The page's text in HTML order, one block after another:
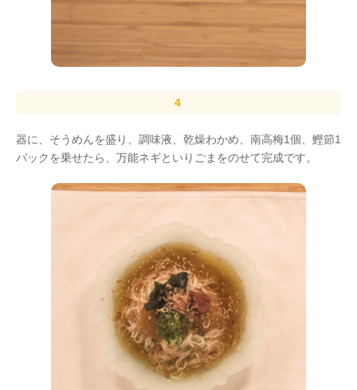
器に、そうめんを盛り、調味液、乾燥わかめ、南高梅1個、鰹節1
パックを乗せたら、万能ネギといりごまをのせて完成です。